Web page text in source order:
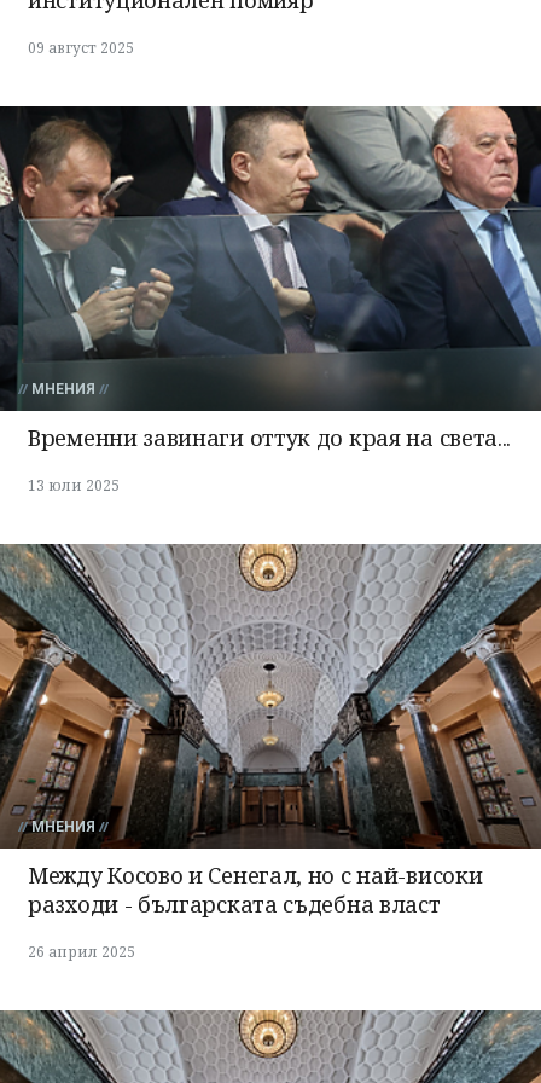
09 август 2025
МНЕНИЯ
Временни завинаги оттук до края на света...
13 юли 2025
МНЕНИЯ
Между Косово и Сенегал, но с най-високи
разходи - българската съдебна власт
26 април 2025